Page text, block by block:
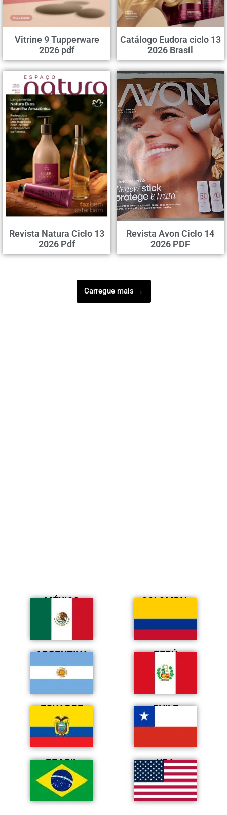
Vitrine 9 Tupperware
2026 pdf
Catálogo Eudora ciclo 13
2026 Brasil
Revista Natura Ciclo 13
2026 Pdf
Revista Avon Ciclo 14
2026 PDF
Carregue mais →
MÉXICO COLOMBIA
ARGENTINA PERÚ
ECUADOR CHILE
BRASIL USA